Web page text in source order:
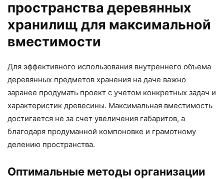
пространства деревянных
хранилищ для максимальной
вместимости
Для эффективного использования внутреннего объема
деревянных предметов хранения на даче важно
заранее продумать проект с учетом конкретных задач и
характеристик древесины. Максимальная вместимость
достигается не за счет увеличения габаритов, а
благодаря продуманной компоновке и грамотному
делению пространства.
Оптимальные методы организации